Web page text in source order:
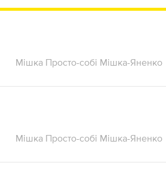
Мішка Просто-собі Мішка-Яненко
Мішка Просто-собі Мішка-Яненко